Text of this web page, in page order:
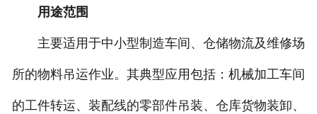
- 湖北柔性轨道式墙壁式悬臂起重机
用途范围
主要适用于中小型制造车间、仓储物流及维修场
所的物料吊运作业。其典型应用包括：机械加工车间
的工件转运、装配线的零部件吊装、仓库货物装卸、